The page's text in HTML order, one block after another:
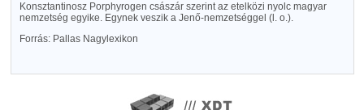
Konsztantinosz Porphyrogen császár szerint az etelközi nyolc magyar
nemzetség egyike. Egynek veszik a Jenő-nemzetséggel (l. o.).
Forrás: Pallas Nagylexikon